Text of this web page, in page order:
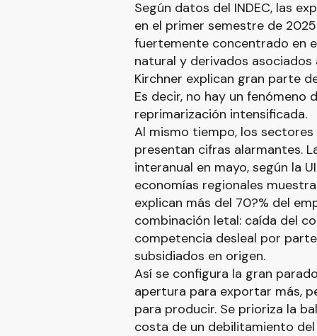
Según datos del INDEC, las
en el primer semestre de
fuertemente concentrado en
natural y derivados
Kirchner explican gran parte
Es decir, no hay un fenómeno
reprimarización intensificada.
Al mismo tiempo, los
presentan cifras alarmantes.
interanual en mayo, según la
economías regionales
explican más del 70?% del
combinación letal: caída del
competencia desleal por
subsidiados en origen.
Así se configura la gran
apertura para exportar más,
para producir. Se prioriza la
costa de un debilitamiento